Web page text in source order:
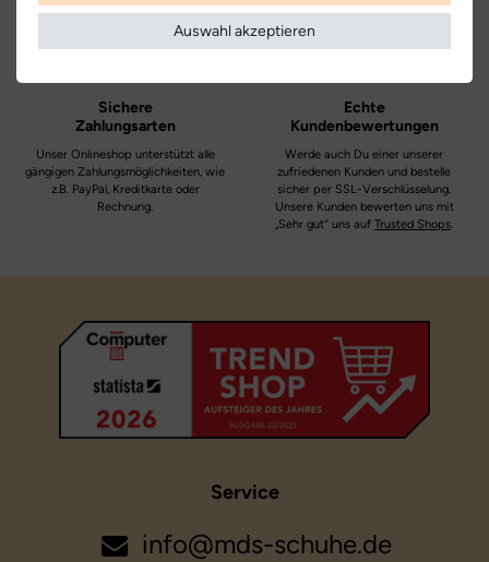
Farbe: gelb
Verschluss: Schnürsenkel
Sichere
Zahlungsarten
Unser Onlineshop unterstützt alle
gängigen Zahlungsmöglichkeiten, wie
z.B. PayPal, Kreditkarte oder
Rechnung.
Echte
Kundenbewertungen
Werde auch Du einer unserer
zufriedenen Kunden und bestelle
sicher per SSL-Verschlüsselung.
Unsere Kunden bewerten uns mit
„Sehr gut“ uns auf Trusted Shops.
Service
info@mds-schuhe.de
Auswahl akzeptieren